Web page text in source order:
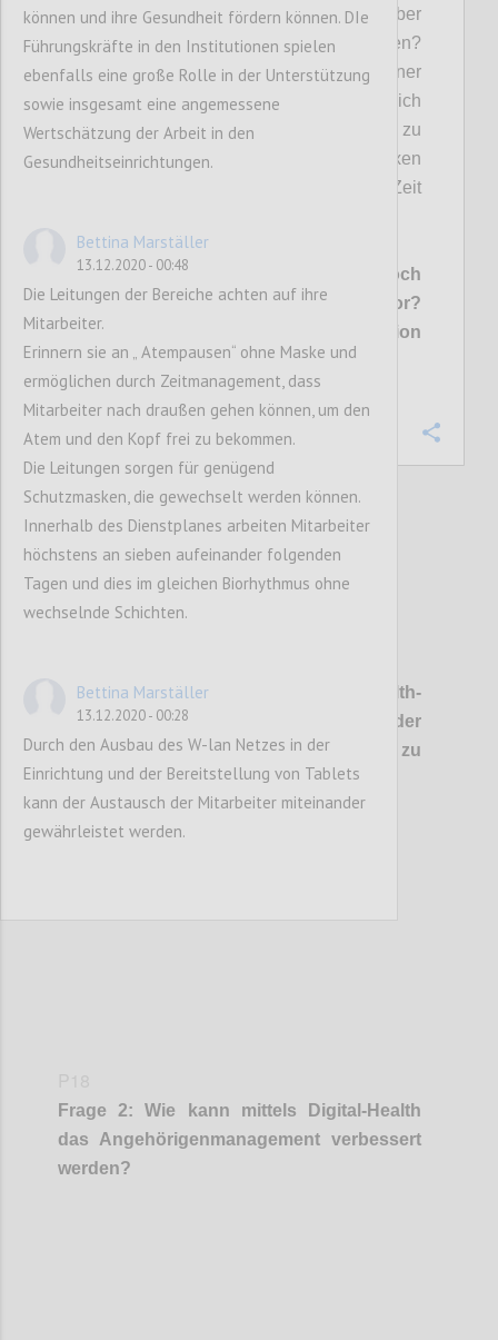
innerhalb der Einrichtung suchen, um über
ihreSorgen, Nöte, Bedenken zu reden?
Welche Möglichkeiten können innerhalb einer
Einrichtung geschaffen werden, um sich
digital auszutauschen, sich zu sehen
, zu
beraten
und den mitunter komplexen
in dieser anspruchsvollen Zeit
Wie könnte „Digital Health“ hier noch
besser helfen? Was schlagen Sie vor?
(nutzen Sie bitte die Kommentarfunktion
rechts neben den Fragen)
votes
Frage1:Wie können Digital-Health-
Konzepteden Mitarbeitern der
Gesundheitsberufe helfen, ihre Arbeit zu
erleichtern?
Frage 2:Wie kann mittels
Digital-Health
das Angehörigenmanagement verbessert
werden?
können und ihre Gesundheit fördern können. DIe
Führungskräfte in den Institutionen spielen
ebenfalls eine große Rolle in der Unterstützung
sowie insgesamt eine angemessene
Wertschätzung der Arbeit in den
Gesundheitseinrichtungen.
Bettina Marställer
13.12.2020 - 00:48
Die Leitungen der Bereiche achten auf ihre
Mitarbeiter.
Erinnern sie an „ Atempausen“ ohne Maske und
ermöglichen durch Zeitmanagement, dass
Mitarbeiter nach draußen gehen können, um den
Atem und den Kopf frei zu bekommen.
Die Leitungen sorgen für genügend
Schutzmasken, die gewechselt werden können.
Innerhalb des Dienstplanes arbeiten Mitarbeiter
höchstens an sieben aufeinander folgenden
Tagen und dies im gleichen Biorhythmus ohne
wechselnde Schichten.
Bettina Marställer
13.12.2020 - 00:28
Durch den Ausbau des W-lan Netzes in der
Einrichtung und der Bereitstellung von Tablets
kann der Austausch der Mitarbeiter miteinander
gewährleistet werden.